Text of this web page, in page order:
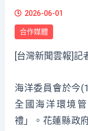
2026-06-01
合作媒體
[台灣新聞雲報]記
海洋委員會於今
全國海洋環境
禮」。花蓮縣政